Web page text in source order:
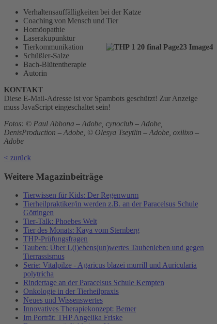
Verhaltensauffälligkeiten bei der Katze
Coaching von Mensch und Tier
Homöopathie
Laserakupunktur
Tierkommunikation
Schüßler-Salze
Bach-Blütentherapie
Autorin
KONTAKT
Diese E-Mail-Adresse ist vor Spambots geschützt! Zur Anzeige
muss JavaScript eingeschaltet sein!
Fotos: © Paul Abbona – Adobe, cynoclub – Adobe,
DenisProduction – Adobe, © Olesya Tseytlin – Adobe, oxilixo –
Adobe
< zurück
Weitere Magazinbeiträge
Tierwissen für Kids: Der Regenwurm
Tierheilpraktiker/in werden z.B. an der Paracelsus Schule
Göttingen
Tier-Talk: Phoebes Welt
Tier des Monats: Kaya vom Sternberg
THP-Prüfungsfragen
Tauben: Über L(i)ebens(un)wertes Taubenleben und gegen
Tierrassismus
Serie: Vitalpilze - Agaricus blazei murrill und Auricularia
polytricha
Rindertage an der Paracelsus Schule Kempten
Onkologie in der Tierheilpraxis
Neues und Wissenswertes
Innovatives Therapiekonzept: Bemer
Im Porträt: THP Angelika Friske